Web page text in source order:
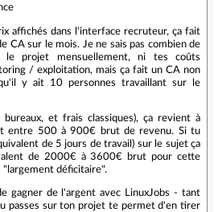
affichés dans l'interface recruteur, ça fait
sur le mois. Je ne sais pas combien de
le projet mensuellement, ni tes coûts
/ exploitation, mais ça fait un CA non
y ait 10 personnes travaillant sur le
bureaux, et frais classiques), ça revient à
entre 500 à 900€ brut de revenu. Si tu
de 5 jours de travail) sur le sujet ça
de 2000€ à 3600€ brut pour cette
"largement déficitaire".
gagner de l'argent avec LinuxJobs - tant
passes sur ton projet te permet d'en tirer